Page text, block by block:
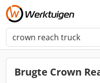
Brugte Crown